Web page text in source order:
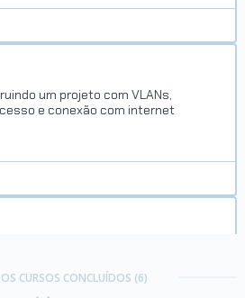
um projeto com VLANs,
e conexão com internet
CURSOS CONCLUÍDOS (6)